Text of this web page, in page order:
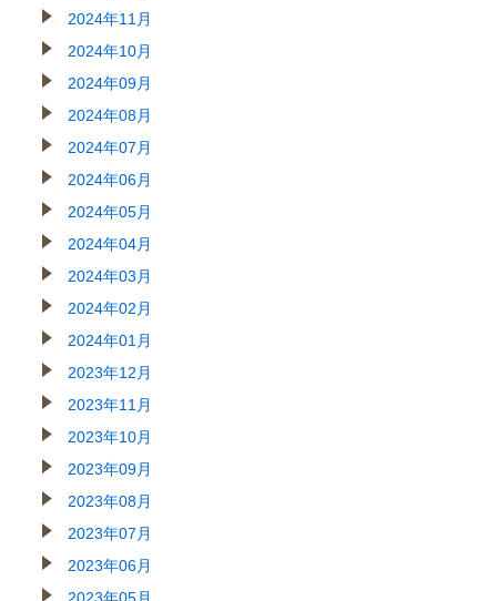
2024年11月
2024年10月
2024年09月
2024年08月
2024年07月
2024年06月
2024年05月
2024年04月
2024年03月
2024年02月
2024年01月
2023年12月
2023年11月
2023年10月
2023年09月
2023年08月
2023年07月
2023年06月